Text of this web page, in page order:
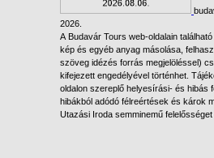
2026.
A Budavár Tours web-oldalain
kép és egyéb anyag másolása,
szöveg idézés forrás megjelöléssel)
kifejezett engedélyével történhet.
oldalon szereplő helyesírási- és hibás
hibákból adódó félreértések és károk
Utazási Iroda semminemű felelősséget